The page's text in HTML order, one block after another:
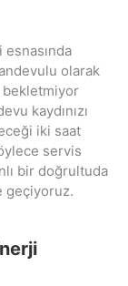
esnasında
olarak
bekletmiyor
kaydınızı
iki saat
servis
bir doğrultuda
geçiyoruz.